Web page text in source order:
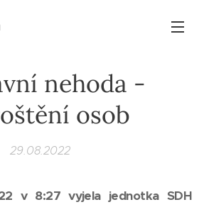
nehoda -
osob
29.08.2022
v 8:27 vyjela jednotka SDH